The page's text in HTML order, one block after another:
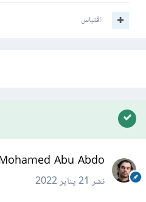
اقتباس
Mohamed Abu Abdo
نشر21 يناير 2022